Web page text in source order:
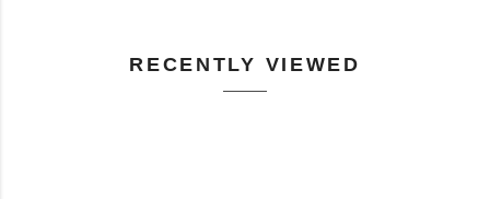
RECENTLY VIEWED